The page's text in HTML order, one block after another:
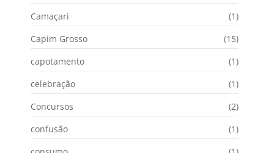
Camaçari
(1)
Capim Grosso
(15)
capotamento
(1)
celebração
(1)
Concursos
(2)
confusão
(1)